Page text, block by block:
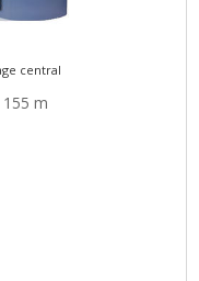
central
m